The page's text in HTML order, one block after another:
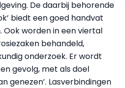
De daarbij behorende
biedt een goed handvat
worden in een viertal
behandeld,
onderzoek. Er wordt
gevolg, met als doel
genezen’. Lasverbindingen